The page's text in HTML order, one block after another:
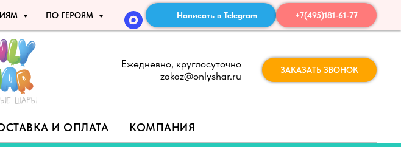
ПО ГЕРОЯМ Написать в Telegram +7(495)181-61-77
Ежедневно, круглосуточно
zakaz@onlyshar.ru
ЗАКАЗАТЬ ЗВОНОК
И ОПЛАТА КОМПАНИЯ